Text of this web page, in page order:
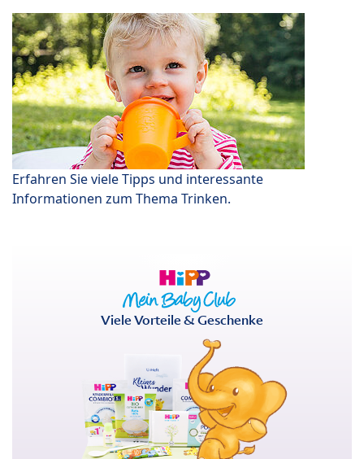
Erfahren Sie viele Tipps und interessante
Informationen zum Thema Trinken.
Viele Vorteile & Geschenke